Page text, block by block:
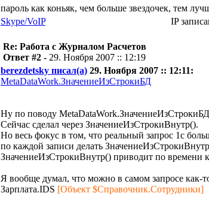
пароль как коньяк, чем больше звездочек, тем
Skype/VoIP
IP
Re: Работа с Журналом Расчетов
Ответ #2 - 29. Ноября 2007 :: 12:19
berezdetsky писал(а) 29. Ноября 2007 :: 12:11:
MetaDataWork.ЗначениеИзСтрокиБД
Ну по поводу
Сейчас сделал через ЗначениеИзСтрокиВнутр().
Но весь фокус в том, что реальный запрос 1с
по каждой записи делать
ЗначениеИзСтрокиВнутр() приводит по времени
Я вообще думал, что можно в самом запросе как-
Зарплата.IDS [Объект $Справочник.Сотрудники]